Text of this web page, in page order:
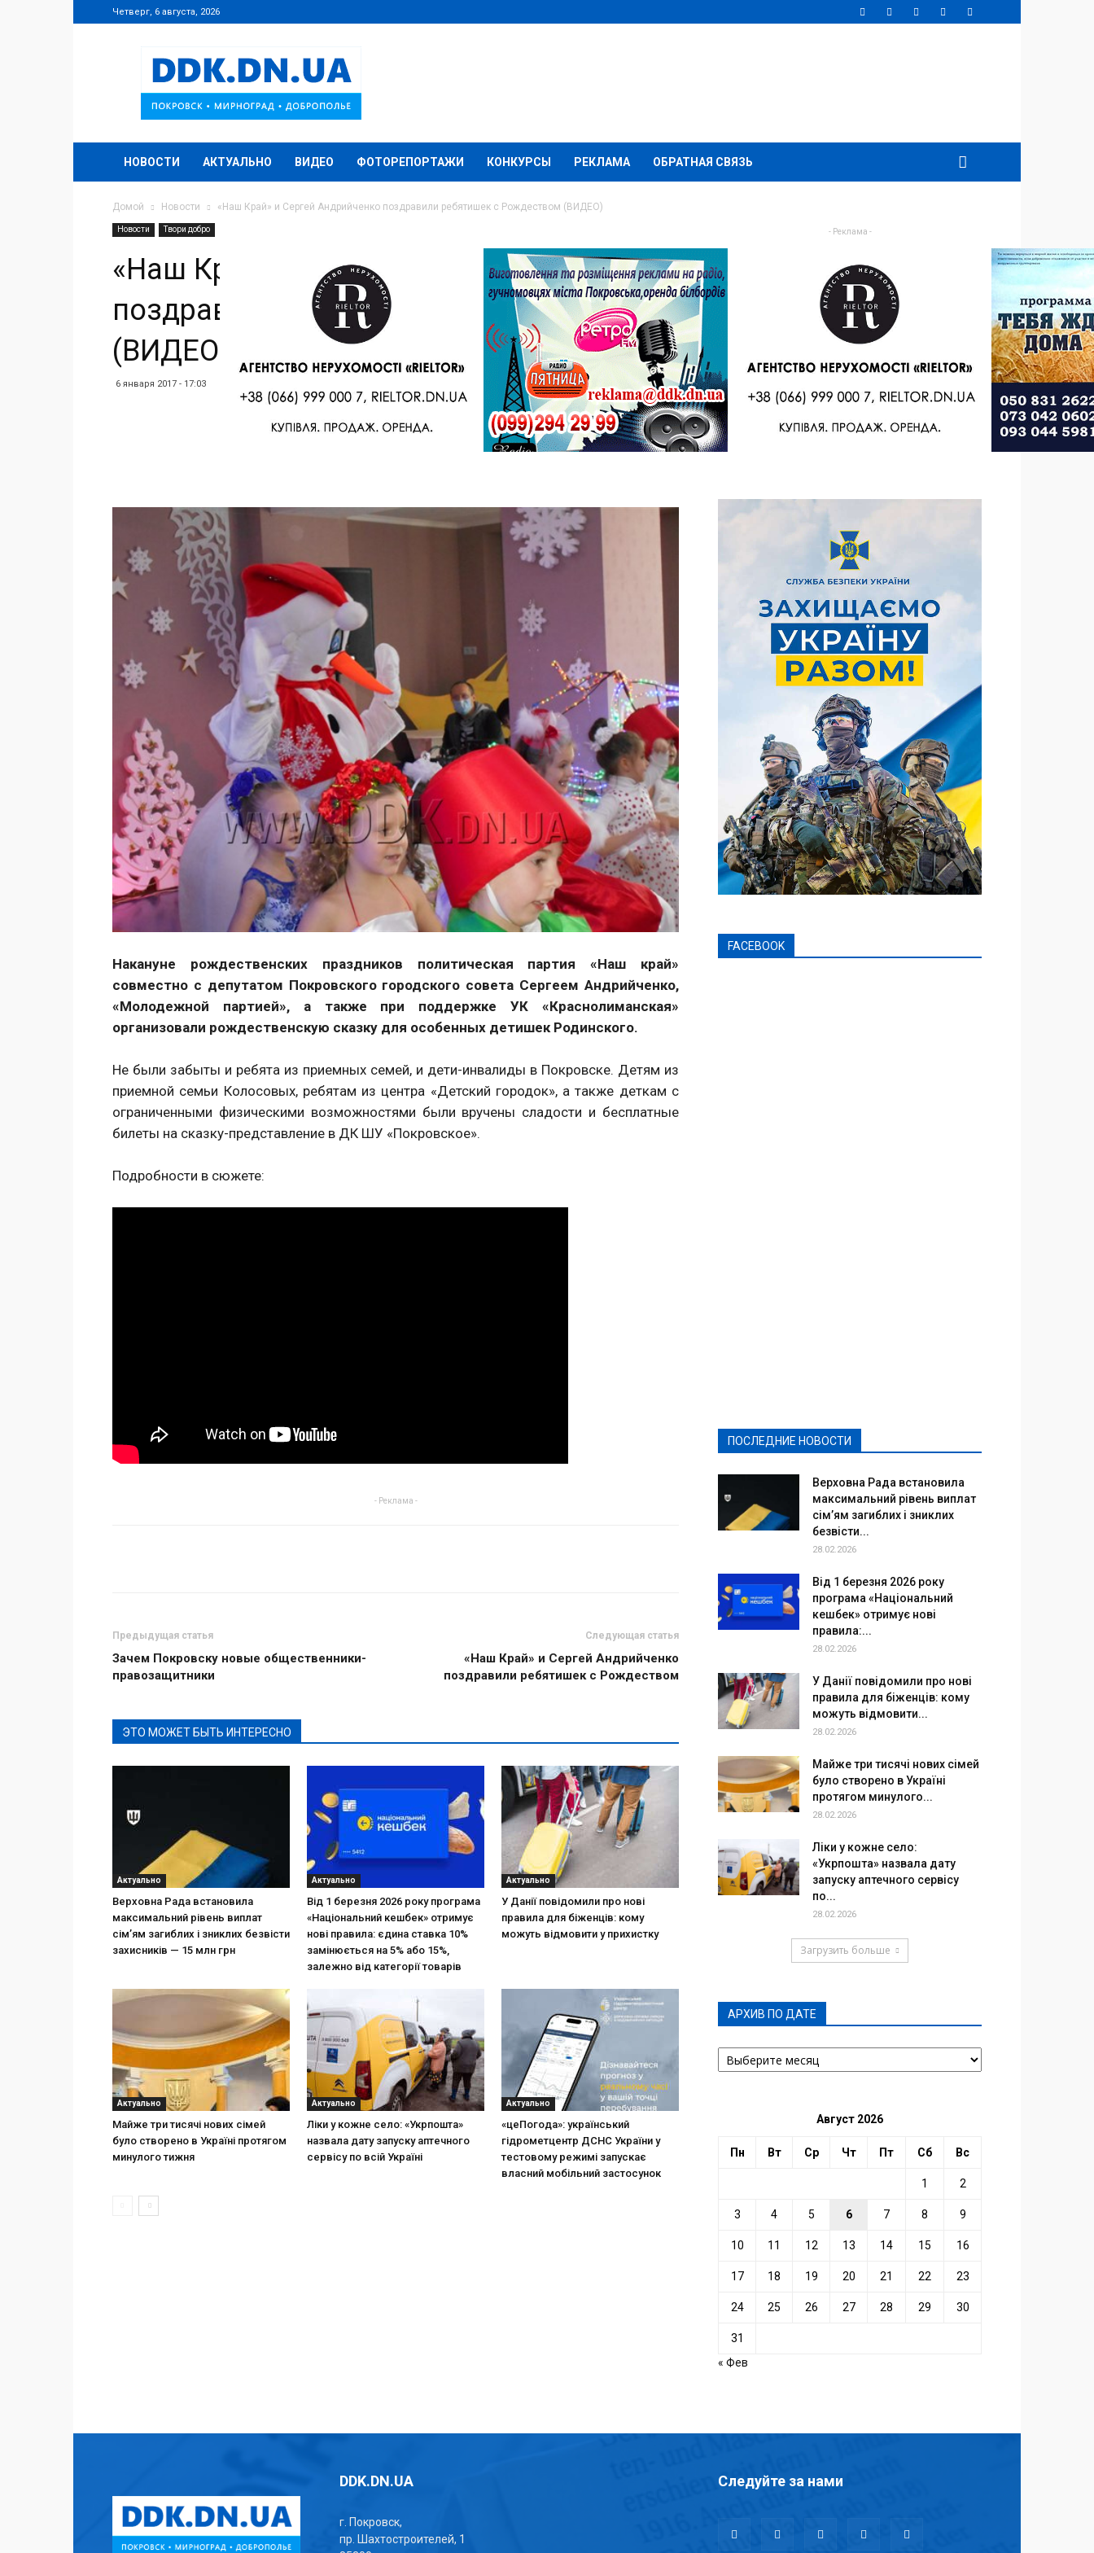
Четверг, 6 августа, 2026
DDK.DN.UA
НОВОСТИ АКТУАЛЬНО ВИДЕО ФОТОРЕПОРТАЖИ КОНКУРСЫ РЕКЛАМА ОБРАТНАЯ СВЯЗЬ
Домой Новости «Наш Край» и Сергей Андрийченко поздравили ребятишек с Рождеством (ВИДЕО)
Новости Твори добро
«Наш Край» и Сергей Андрийченко
поздравили ребятишек с Рождеством
(ВИДЕО)
6 января 2017 - 17:03
Накануне рождественских праздников политическая партия «Наш край»
совместно с депутатом Покровского городского совета Сергеем Андрийченко,
«Молодежной партией», а также при поддержке УК «Краснолиманская»
организовали рождественскую сказку для особенных детишек Родинского.
Не были забыты и ребята из приемных семей, и дети-инвалиды в Покровске. Детям из
приемной семьи Колосовых, ребятам из центра «Детский городок», а также деткам с
ограниченными физическими возможностями были вручены сладости и бесплатные
билеты на сказку-представление в ДК ШУ «Покровское».
Подробности в сюжете:
- Реклама -
Предыдущая статья
Зачем Покровску новые общественники-
правозащитники
Следующая статья
«Наш Край» и Сергей Андрийченко
поздравили ребятишек с Рождеством
ЭТО МОЖЕТ БЫТЬ ИНТЕРЕСНО
Актуально
Верховна Рада встановила
максимальний рівень виплат
сім’ям загиблих і зниклих безвісти
захисників — 15 млн грн
Актуально
Від 1 березня 2026 року програма
«Національний кешбек» отримує
нові правила: єдина ставка 10%
замінюється на 5% або 15%,
залежно від категорії товарів
Актуально
У Данії повідомили про нові
правила для біженців: кому
можуть відмовити у прихистку
Актуально
Майже три тисячі нових сімей
було створено в Україні протягом
минулого тижня
Актуально
Ліки у кожне село: «Укрпошта»
назвала дату запуску аптечного
сервісу по всій Україні
Актуально
«цеПогода»: український
гідрометцентр ДСНС України у
тестовому режимі запускає
власний мобільний застосунок
- Реклама -
FACEBOOK
ПОСЛЕДНИЕ НОВОСТИ
Верховна Рада встановила
максимальний рівень виплат
сім’ям загиблих і зниклих
безвісти...
28.02.2026
Від 1 березня 2026 року
програма «Національний
кешбек» отримує нові
правила:...
28.02.2026
У Данії повідомили про нові
правила для біженців: кому
можуть відмовити...
28.02.2026
Майже три тисячі нових сімей
було створено в Україні
протягом минулого...
28.02.2026
Ліки у кожне село:
«Укрпошта» назвала дату
запуску аптечного сервісу
по...
28.02.2026
Загрузить больше
АРХИВ ПО ДАТЕ
АРХИВ
ПО
Август 2026
Пн Вт Ср Чт Пт Сб Вс
1 2
3 4 5 6 7 8 9
10 11 12 13 14 15 16
17 18 19 20 21 22 23
24 25 26 27 28 29 30
31
« Фев
DDK.DN.UA
г. Покровск,
пр. Шахтостроителей, 1
Следуйте за нами